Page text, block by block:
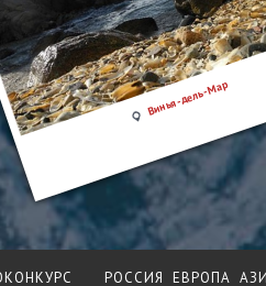
Винья-дель-Мар
РОССИЯ ЕВРОПА